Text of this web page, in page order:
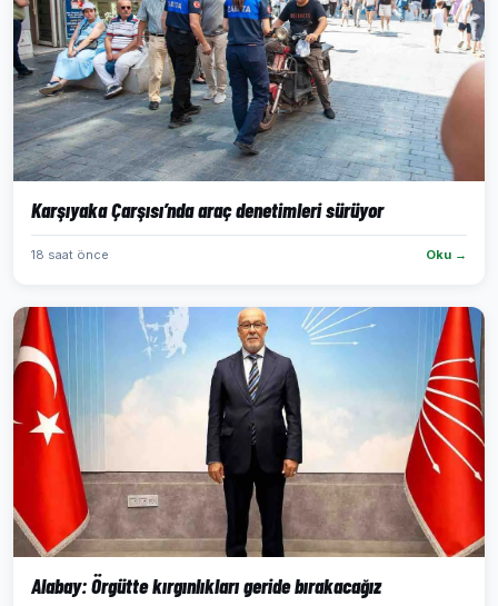
Karşıyaka Çarşısı’nda araç denetimleri sürüyor
18 saat önce Oku →
Alabay: Örgütte kırgınlıkları geride bırakacağız